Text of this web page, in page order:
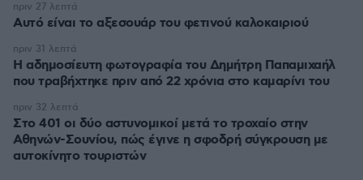
Αυτό είναι το αξεσουάρ του φετινού καλοκαιριού
πριν 27 λεπτά
Η αδημοσίευτη φωτογραφία του Δημήτρη Παπαμιχαήλ
που τραβήχτηκε πριν από 22 χρόνια στο καμαρίνι του
πριν 31 λεπτά
Στο 401 οι δύο αστυνομικοί μετά το τροχαίο στην
Αθηνών-Σουνίου, πώς έγινε η σφοδρή σύγκρουση με
αυτοκίνητο τουριστών
πριν 32 λεπτά